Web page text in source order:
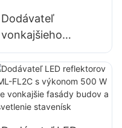
Dodávateľ
vonkajšieho
osvetlenia
parkovísk a skladov
KML-FL2C 240W
LED reflektor